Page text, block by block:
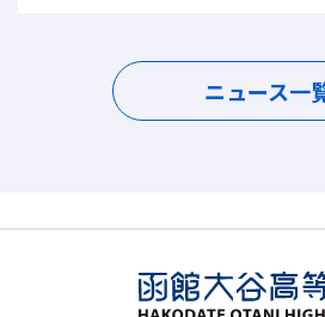
ニュース一